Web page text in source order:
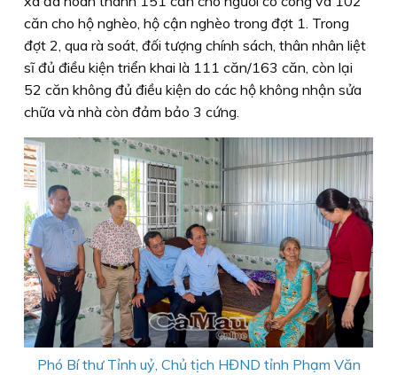
căn cho hộ nghèo, hộ cận nghèo trong đợt 1. Trong
đợt 2, qua rà soát, đối tượng chính sách, thân nhân liệt
sĩ đủ điều kiện triển khai là 111 căn/163 căn, còn lại
52 căn không đủ điều kiện do các hộ không nhận sửa
chữa và nhà còn đảm bảo 3 cứng.
Phó Bí thư Tỉnh uỷ, Chủ tịch HĐND tỉnh Phạm Văn